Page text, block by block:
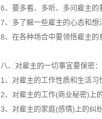
6、要多看、多听、多问雇主的
7、多了解一些雇主的心态和想
8、在各种场合中要领悟雇主
八、对雇主的一切事宜要保密：
1、对雇主的工作性质和生活习
2、对雇主的工作(商业秘密)上
3、对雇主的家庭(感情)上的纠